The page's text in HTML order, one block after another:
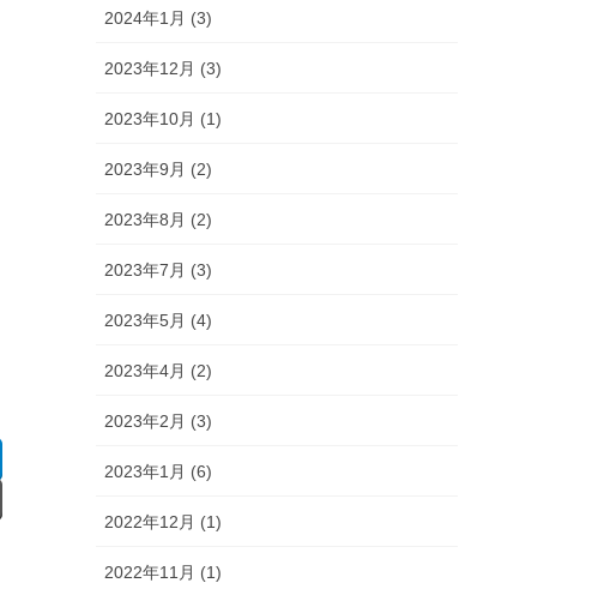
2024年1月 (3)
2023年12月 (3)
2023年10月 (1)
2023年9月 (2)
2023年8月 (2)
2023年7月 (3)
2023年5月 (4)
2023年4月 (2)
2023年2月 (3)
2023年1月 (6)
2022年12月 (1)
2022年11月 (1)